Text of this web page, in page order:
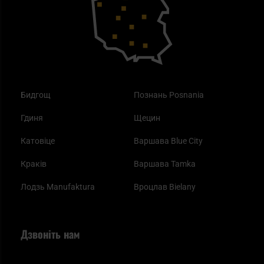
Бидгощ
Гдиня
Катовіце
Краків
Лодзь Manufaktura
Познань Posnania
Щецин
Варшава Blue City
Варшава Tamka
Вроцлав Bielany
Найкращі спальні мішки на осінь
Дзвоніть нам